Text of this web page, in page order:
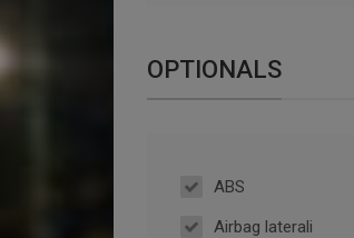
OPTIONALS
ABS
Airbag laterali